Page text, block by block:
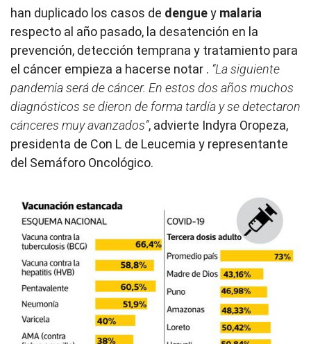
han duplicado los casos de denguey malaria
respecto al año pasado, la desatención en la
prevención, detección temprana y tratamiento para
el cáncer empieza a hacerse notar . “La siguiente
pandemia será de cáncer. En estos dos años muchos
diagnósticos se dieron de forma tardía y se detectaron
cánceres muy avanzados”, advierte Indyra Oropeza,
presidenta de Con L de Leucemia y representante
del Semáforo Oncológico.